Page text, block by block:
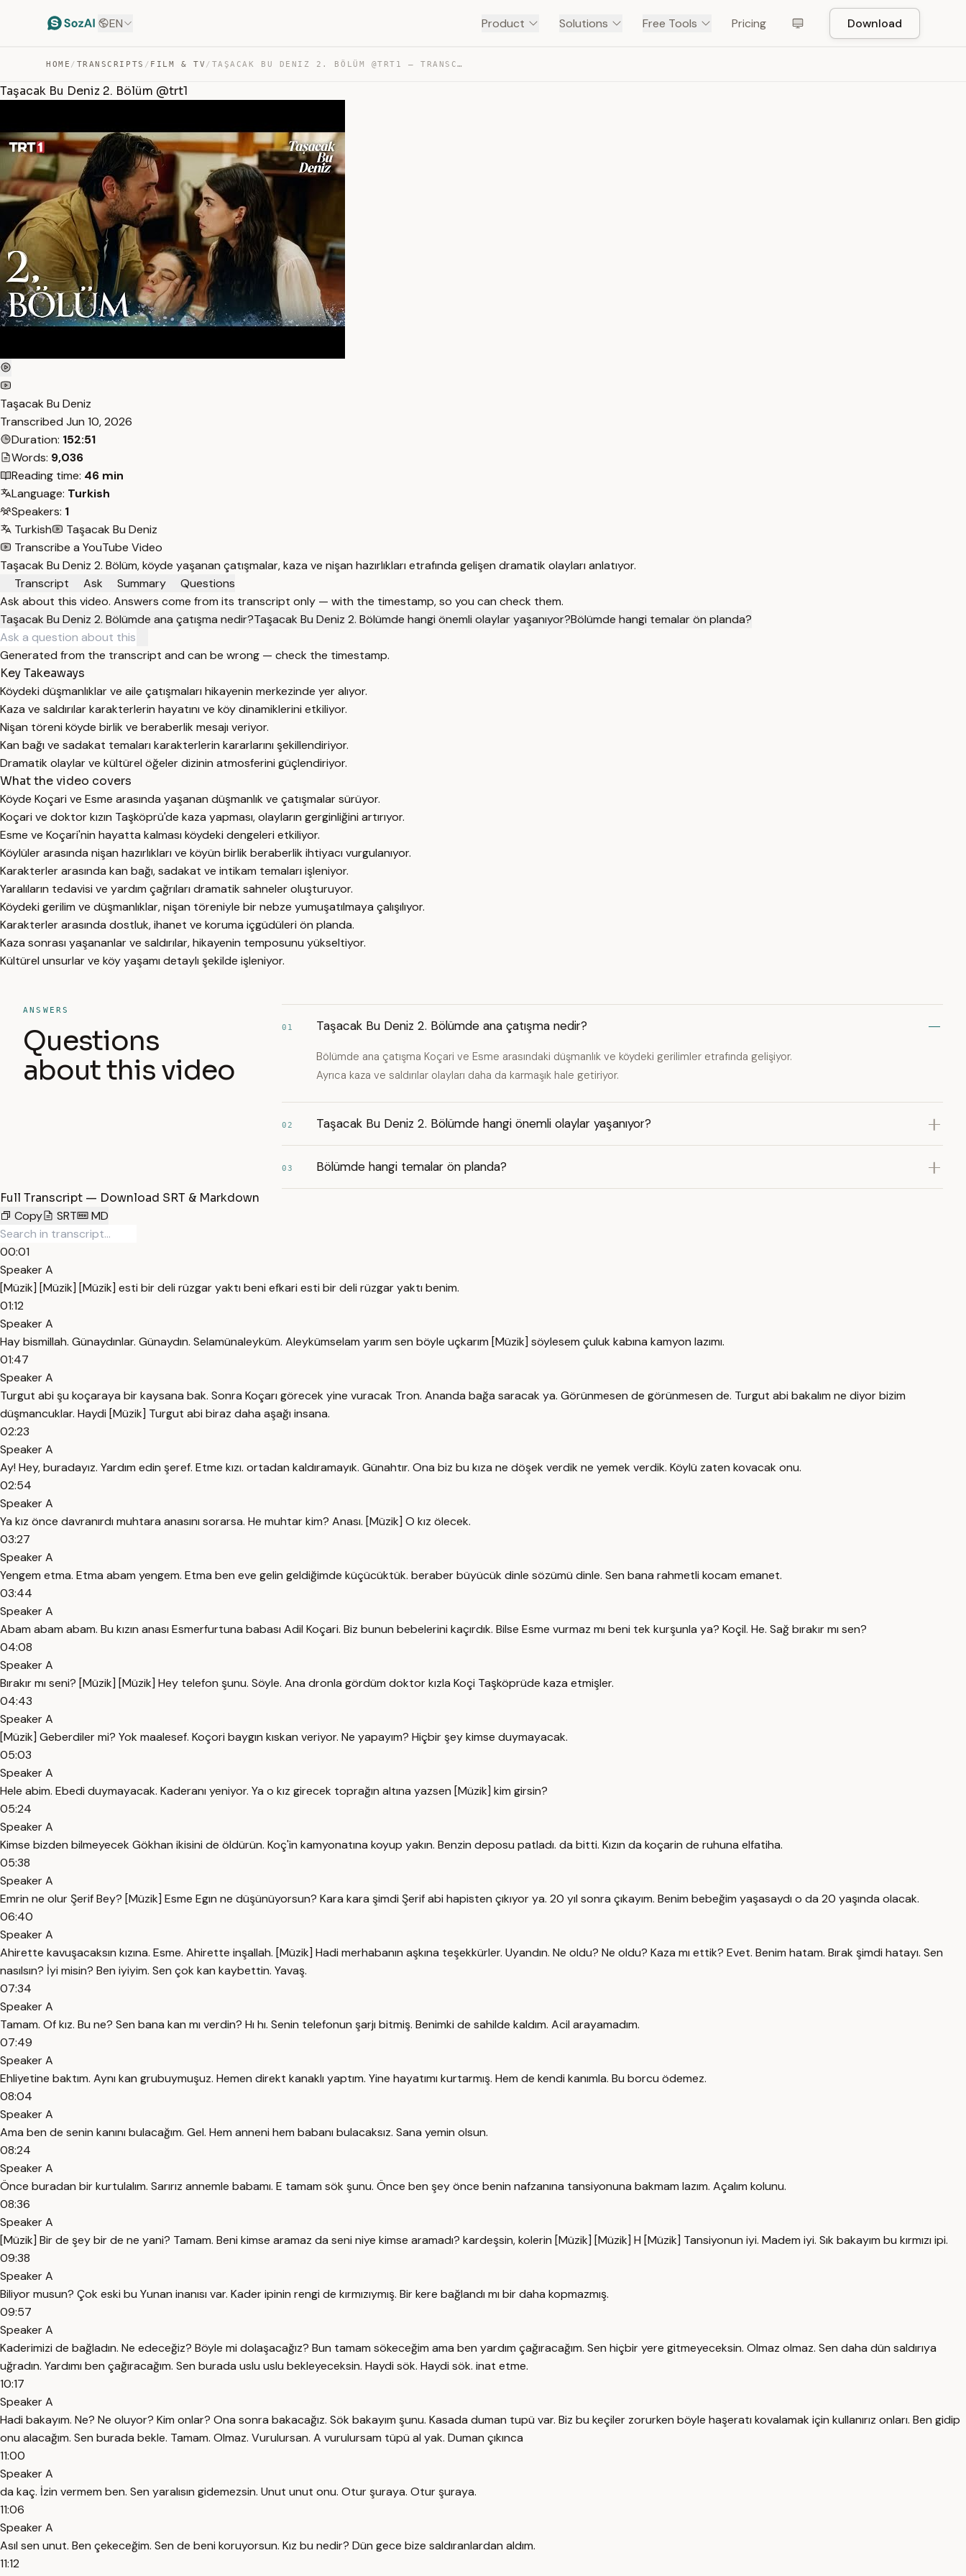
EN Product Solutions Free Tools Pricing Download
HOME / TRANSCRIPTS / FILM & TV / TAŞACAK BU DENIZ 2. BÖLÜM @TRT1 — TRANSCRIPT
Taşacak Bu Deniz 2. Bölüm @trt1
Taşacak Bu Deniz
Transcribed Jun 10, 2026
Duration: 152:51
Words: 9,036
Reading time: 46 min
Language: Turkish
Speakers: 1
Turkish
Taşacak Bu Deniz
Transcribe a YouTube Video
Taşacak Bu Deniz 2. Bölüm, köyde yaşanan çatışmalar, kaza ve nişan hazırlıkları etrafında gelişen dramatik olayları anlatıyor.
Transcript
Ask Summary
Questions
Ask about this video. Answers come from its transcript only — with the timestamp, so you can check them.
Taşacak Bu Deniz 2. Bölümde ana çatışma nedir?Taşacak Bu Deniz 2. Bölümde hangi önemli olaylar yaşanıyor?Bölümde hangi temalar ön planda?
Generated from the transcript and can be wrong — check the timestamp.
Key Takeaways
Köydeki düşmanlıklar ve aile çatışmaları hikayenin merkezinde yer alıyor.
Kaza ve saldırılar karakterlerin hayatını ve köy dinamiklerini etkiliyor.
Nişan töreni köyde birlik ve beraberlik mesajı veriyor.
Kan bağı ve sadakat temaları karakterlerin kararlarını şekillendiriyor.
Dramatik olaylar ve kültürel öğeler dizinin atmosferini güçlendiriyor.
What the video covers
Köyde Koçari ve Esme arasında yaşanan düşmanlık ve çatışmalar sürüyor.
Koçari ve doktor kızın Taşköprü'de kaza yapması, olayların gerginliğini artırıyor.
Esme ve Koçari'nin hayatta kalması köydeki dengeleri etkiliyor.
Köylüler arasında nişan hazırlıkları ve köyün birlik beraberlik ihtiyacı vurgulanıyor.
Karakterler arasında kan bağı, sadakat ve intikam temaları işleniyor.
Yaralıların tedavisi ve yardım çağrıları dramatik sahneler oluşturuyor.
Köydeki gerilim ve düşmanlıklar, nişan töreniyle bir nebze yumuşatılmaya çalışılıyor.
Karakterler arasında dostluk, ihanet ve koruma içgüdüleri ön planda.
Kaza sonrası yaşananlar ve saldırılar, hikayenin temposunu yükseltiyor.
Kültürel unsurlar ve köy yaşamı detaylı şekilde işleniyor.
ANSWERS
Questions
about this video
01 Taşacak Bu Deniz 2. Bölümde ana çatışma nedir?
Bölümde ana çatışma Koçari ve Esme arasındaki düşmanlık ve köydeki gerilimler etrafında gelişiyor.
Ayrıca kaza ve saldırılar olayları daha da karmaşık hale getiriyor.
02 Taşacak Bu Deniz 2. Bölümde hangi önemli olaylar yaşanıyor?
03 Bölümde hangi temalar ön planda?
Full Transcript — Download SRT & Markdown
Copy
SRT MD
00:01
Speaker A
[Müzik] [Müzik] [Müzik] esti bir deli rüzgar yaktı beni efkari esti bir deli rüzgar yaktı benim.
01:12
Speaker A
Hay bismillah. Günaydınlar. Günaydın. Selamünaleyküm. Aleykümselam yarım sen böyle uçkarım [Müzik] söylesem çuluk kabına kamyon lazımı.
01:47
Speaker A
Turgut abi şu koçaraya bir kaysana bak. Sonra Koçarı görecek yine vuracak Tron. Ananda bağa saracak ya. Görünmesen de görünmesen de. Turgut abi bakalım ne diyor bizim
düşmancuklar. Haydi [Müzik] Turgut abi biraz daha aşağı insana.
02:23
Speaker A
Ay! Hey, buradayız. Yardım edin şeref. Etme kızı. ortadan kaldıramayık. Günahtır. Ona biz bu kıza ne döşek verdik ne yemek verdik. Köylü zaten kovacak onu.
02:54
Speaker A
Ya kız önce davranırdı muhtara anasını sorarsa. He muhtar kim? Anası. [Müzik] O kız ölecek.
03:27
Speaker A
Yengem etma. Etma abam yengem. Etma ben eve gelin geldiğimde küçücüktük. beraber büyücük dinle sözümü dinle. Sen bana rahmetli kocam emanet.
03:44
Speaker A
Abam abam abam. Bu kızın anası Esmerfurtuna babası Adil Koçari. Biz bunun bebelerini kaçırdık. Bilse Esme vurmaz mı beni tek kurşunla ya? Koçil. He. Sağ bırakır mı sen?
04:08
Speaker A
Bırakır mı seni? [Müzik] [Müzik] Hey telefon şunu. Söyle. Ana dronla gördüm doktor kızla Koçi Taşköprüde kaza etmişler.
04:43
Speaker A
[Müzik] Geberdiler mi? Yok maalesef. Koçori baygın kıskan veriyor. Ne yapayım? Hiçbir şey kimse duymayacak.
05:03
Speaker A
Hele abim. Ebedi duymayacak. Kaderanı yeniyor. Ya o kız girecek toprağın altına yazsen [Müzik] kim girsin?
05:24
Speaker A
Kimse bizden bilmeyecek Gökhan ikisini de öldürün. Koç'in kamyonatına koyup yakın. Benzin deposu patladı. da bitti. Kızın da koçarin de ruhuna elfatiha.
05:38
Speaker A
Emrin ne olur Şerif Bey? [Müzik] Esme Egın ne düşünüyorsun? Kara kara şimdi Şerif abi hapisten çıkıyor ya. 20 yıl sonra çıkayım. Benim bebeğim yaşasaydı o da 20 yaşında olacak.
06:40
Speaker A
Ahirette kavuşacaksın kızına. Esme. Ahirette inşallah. [Müzik] Hadi merhabanın aşkına teşekkürler. Uyandın. Ne oldu? Ne oldu? Kaza mı ettik? Evet. Benim hatam. Bırak şimdi hatayı. Sen
nasılsın? İyi misin? Ben iyiyim. Sen çok kan kaybettin. Yavaş.
07:34
Speaker A
Tamam. Of kız. Bu ne? Sen bana kan mı verdin? Hı hı. Senin telefonun şarjı bitmiş. Benimki de sahilde kaldım. Acil arayamadım.
07:49
Speaker A
Ehliyetine baktım. Aynı kan grubuymuşuz. Hemen direkt kanaklı yaptım. Yine hayatımı kurtarmış. Hem de kendi kanımla. Bu borcu ödemez.
08:04
Speaker A
Ama ben de senin kanını bulacağım. Gel. Hem anneni hem babanı bulacaksız. Sana yemin olsun.
08:24
Speaker A
Önce buradan bir kurtulalım. Sarırız annemle babamı. E tamam sök şunu. Önce ben şey önce benin nafzanına tansiyonuna bakmam lazım. Açalım kolunu.
08:36
Speaker A
[Müzik] Bir de şey bir de ne yani? Tamam. Beni kimse aramaz da seni niye kimse aramadı? kardeşsin, kolerin [Müzik] [Müzik] H [Müzik] Tansiyonun iyi. Madem iyi. Sık bakayım bu kırmızı ipi.
09:38
Speaker A
Biliyor musun? Çok eski bu Yunan inanısı var. Kader ipinin rengi de kırmızıymış. Bir kere bağlandı mı bir daha kopmazmış.
09:57
Speaker A
Kaderimizi de bağladın. Ne edeceğiz? Böyle mi dolaşacağız? Bun tamam sökeceğim ama ben yardım çağıracağım. Sen hiçbir yere gitmeyeceksin. Olmaz olmaz. Sen daha dün saldırıya
uğradın. Yardımı ben çağıracağım. Sen burada uslu uslu bekleyeceksin. Haydi sök. Haydi sök. inat etme.
10:17
Speaker A
Hadi bakayım. Ne? Ne oluyor? Kim onlar? Ona sonra bakacağız. Sök bakayım şunu. Kasada duman tupü var. Biz bu keçiler zorurken böyle haşeratı kovalamak için kullanırız onları. Ben gidip
onu alacağım. Sen burada bekle. Tamam. Olmaz. Vurulursan. A vurulursam tüpü al yak. Duman çıkınca
11:00
Speaker A
da kaç. İzin vermem ben. Sen yaralısın gidemezsin. Unut unut onu. Otur şuraya. Otur şuraya.
11:06
Speaker A
Asıl sen unut. Ben çekeceğim. Sen de beni koruyorsun. Kız bu nedir? Dün gece bize saldıranlardan aldım.
11:12